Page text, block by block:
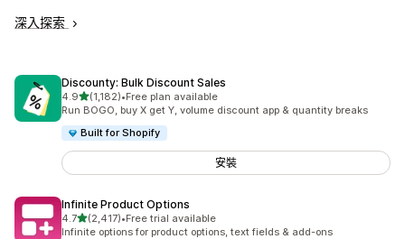
深入探索
Discounty: Bulk Discount Sales
4.9滿分 5 顆星
(1,182)
共有 1182 則評價
•Free plan available
Run BOGO, buy X get Y, volume discount app & quantity breaks
Built for Shopify
安裝
Infinite Product Options
4.7滿分 5 顆星
(2,417)
共有 2417 則評價
•Free trial available
Infinite options for product options, text fields & add-ons